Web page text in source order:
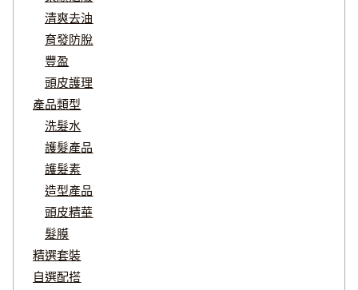
清爽去油
育發防脫
豐盈
頭皮護理
產品類型
洗髮水
護髮產品
護髮素
造型產品
頭皮精華
髮膜
精選套裝
自選配搭